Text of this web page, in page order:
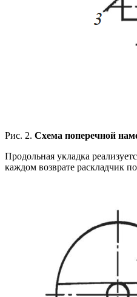
Рис. 2. Схема поперечной
Продольная укладка
каждом возврате раскладчик